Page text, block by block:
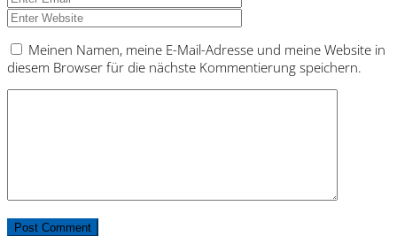
Meinen Namen, meine E-Mail-Adresse und meine Website in
diesem Browser für die nächste Kommentierung speichern.